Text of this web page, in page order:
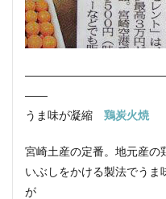
――
うま味が凝縮 鶏炭火焼
宮崎土産の定番。地元産の
いぶしをかける製法でうま
が